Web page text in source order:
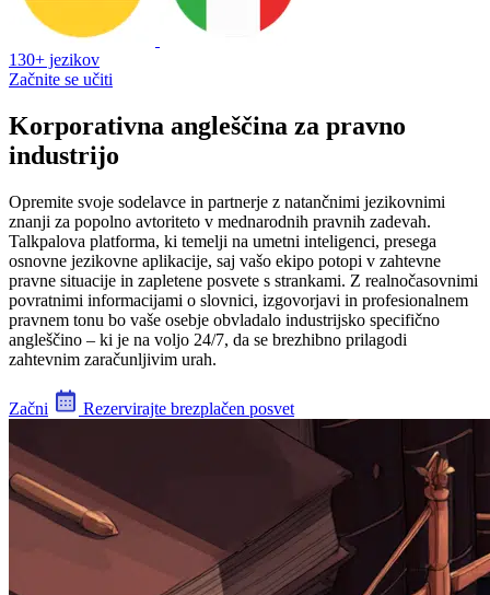
130+ jezikov
Začnite se učiti
Korporativna angleščina za pravno
industrijo
Opremite svoje sodelavce in partnerje z natančnimi jezikovnimi
znanji za popolno avtoriteto v mednarodnih pravnih zadevah.
Talkpalova platforma, ki temelji na umetni inteligenci, presega
osnovne jezikovne aplikacije, saj vašo ekipo potopi v zahtevne
pravne situacije in zapletene posvete s strankami. Z realnočasovnimi
povratnimi informacijami o slovnici, izgovorjavi in profesionalnem
pravnem tonu bo vaše osebje obvladalo industrijsko specifično
angleščino – ki je na voljo 24/7, da se brezhibno prilagodi
zahtevnim zaračunljivim urah.
Začni Rezervirajte brezplačen posvet